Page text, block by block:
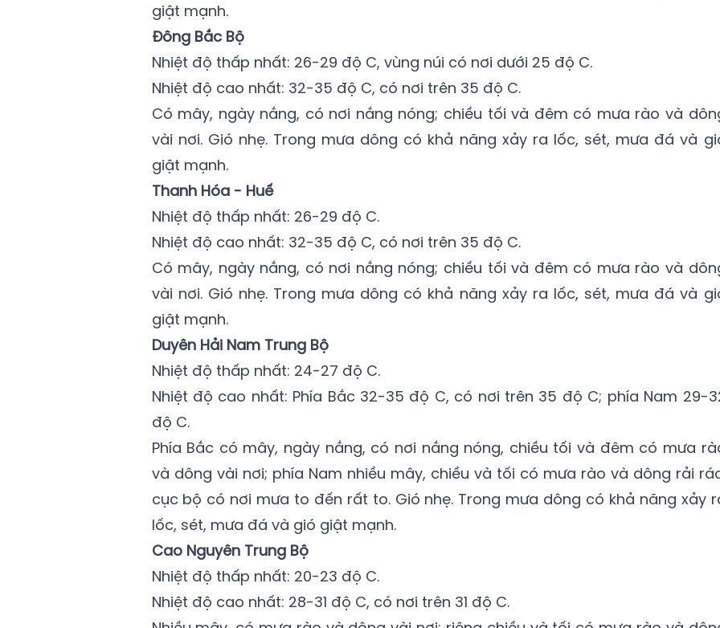
giật mạnh.
Đông Bắc Bộ
Nhiệt độ thấp nhất: 26-29 độ C, vùng núi có nơi dưới 25 độ C.
Nhiệt độ cao nhất: 32-35 độ C, có nơi trên 35 độ C.
Có mây, ngày nắng, có nơi nắng nóng; chiều tối và đêm có mưa rào và
vài nơi. Gió nhẹ. Trong mưa dông có khả năng xảy ra lốc, sét, mưa đá và
giật mạnh.
Thanh Hóa - Huế
Nhiệt độ thấp nhất: 26-29 độ C.
Nhiệt độ cao nhất: 32-35 độ C, có nơi trên 35 độ C.
Có mây, ngày nắng, có nơi nắng nóng; chiều tối và đêm có mưa rào và
vài nơi. Gió nhẹ. Trong mưa dông có khả năng xảy ra lốc, sét, mưa đá và
giật mạnh.
Duyên Hải Nam Trung Bộ
Nhiệt độ thấp nhất: 24-27 độ C.
Nhiệt độ cao nhất: Phía Bắc 32-35 độ C, có nơi trên 35 độ C; phía Nam 29-
độ C.
Phía Bắc có mây, ngày nắng, có nơi nắng nóng, chiều tối và đêm có mưa
và dông vài nơi; phía Nam nhiều mây, chiều và tối có mưa rào và dông rải
cục bộ có nơi mưa to đến rất to. Gió nhẹ. Trong mưa dông có khả năng xảy
lốc, sét, mưa đá và gió giật mạnh.
Cao Nguyên Trung Bộ
Nhiệt độ thấp nhất: 20-23 độ C.
Nhiệt độ cao nhất: 28-31 độ C, có nơi trên 31 độ C.